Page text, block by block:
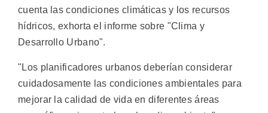
cuenta las condiciones climáticas y los recursos
hídricos, exhorta el informe sobre "Clima y
Desarrollo Urbano".
"Los planificadores urbanos deberían considerar
cuidadosamente las condiciones ambientales para
mejorar la calidad de vida en diferentes áreas